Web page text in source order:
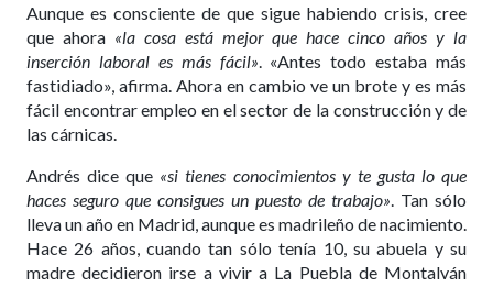
Aunque es consciente de que sigue habiendo crisis, cree
que ahora «la cosa está mejor que hace cinco años y la
inserción laboral es más fácil». «Antes todo estaba más
fastidiado», afirma. Ahora en cambio ve un brote y es más
fácil encontrar empleo en el sector de la construcción y de
las cárnicas.
Andrés dice que «si tienes conocimientos y te gusta lo que
haces seguro que consigues un puesto de trabajo». Tan sólo
lleva un año en Madrid, aunque es madrileño de nacimiento.
Hace 26 años, cuando tan sólo tenía 10, su abuela y su
madre decidieron irse a vivir a La Puebla de Montalván